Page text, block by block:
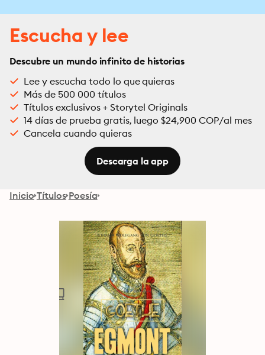
Escucha y lee
Descubre un mundo infinito de historias
Lee y escucha todo lo que quieras
Más de 500 000 títulos
Títulos exclusivos + Storytel Originals
14 días de prueba gratis, luego $24,900 COP/al mes
Cancela cuando quieras
Descarga la app
Inicio Títulos Poesía